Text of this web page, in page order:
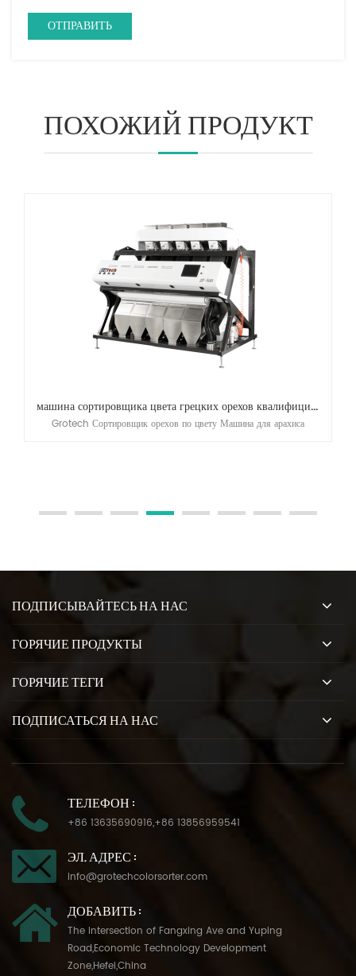
ПОХОЖИЙ ПРОДУКТ
машина сортировщика цвета грецких орехов квалифицированная CE
Grotech Сортировщик орехов по цвету Машина для арахиса
ПОДПИСЫВАЙТЕСЬ НА НАС
ГОРЯЧИЕ ПРОДУКТЫ
ГОРЯЧИЕ ТЕГИ
ПОДПИСАТЬСЯ НА НАС
ТЕЛЕФОН :
+86 13635690916,+86 13856959541
ЭЛ. АДРЕС :
info@grotechcolorsorter.com
ДОБАВИТЬ :
The Intersection of Fangxing Ave and Yuping
Road,Economic Technology Development
Zone,Hefei,China